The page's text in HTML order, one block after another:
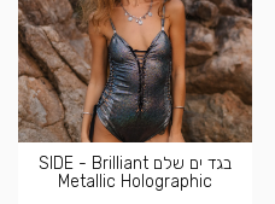
בגד ים שלם SIDE - Brilliant
Metallic Holographic